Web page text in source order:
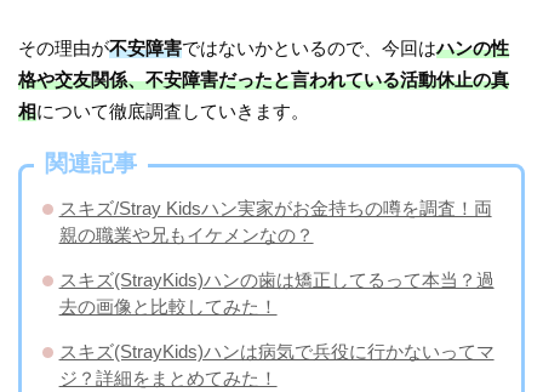
その理由が不安障害ではないかといるので、今回はハンの性
格や交友関係、不安障害だったと言われている活動休止の真
相について徹底調査していきます。
関連記事
スキズ/Stray Kidsハン実家がお金持ちの噂を調査！両
親の職業や兄もイケメンなの？
スキズ(StrayKids)ハンの歯は矯正してるって本当？過
去の画像と比較してみた！
スキズ(StrayKids)ハンは病気で兵役に行かないってマ
ジ？詳細をまとめてみた！